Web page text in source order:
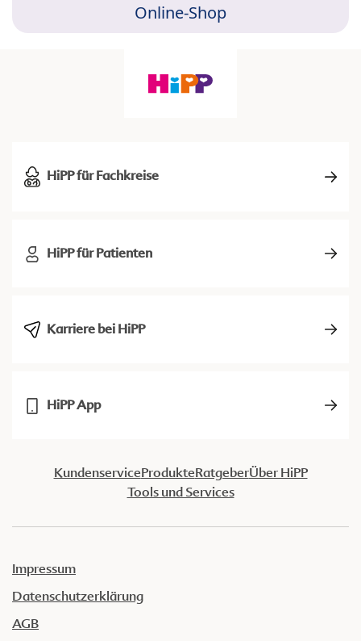
Online-Shop
HiPP für Fachkreise
HiPP für Patienten
Karriere bei HiPP
HiPP App
KundenserviceProdukteRatgeberÜber HiPP
Tools und Services
Impressum
Datenschutzerklärung
AGB